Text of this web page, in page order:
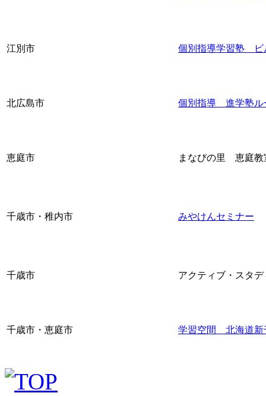
江別市 個別指導学習塾 ビ
北広島市 個別指導 進学塾ル
恵庭市 まなびの里 恵庭教
千歳市・稚内市 みやけんセミナー
千歳市 アクティブ・スタデ
千歳市・恵庭市 学習空間 北海道新